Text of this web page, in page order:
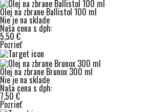
Olej na zbrane Ballistol 100 ml
Nie je na sklade
Naša cena s dph:
5,50 €
Pozrieť
Olej na zbrane Brunox 300 ml
Nie je na sklade
Naša cena s dph:
7,50 €
Pozrieť